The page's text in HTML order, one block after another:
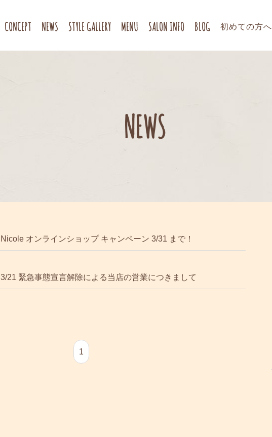
CONCEPT NEWS STYLE GALLERY MENU SALON INFO BLOG 初めての方へ
NEWS
Nicole オンラインショップ キャンペーン 3/31 まで！
3/21 緊急事態宣言解除による当店の営業につきまして
1